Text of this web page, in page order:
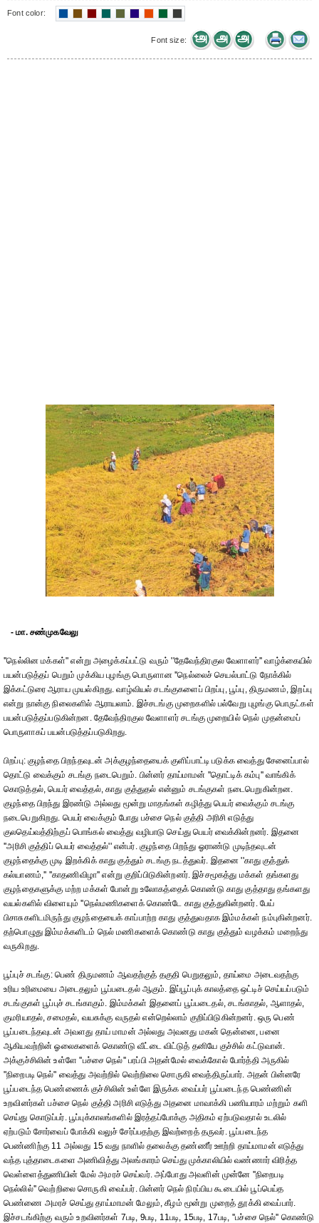
Font color:
Font size:
- மா. சண்முகவேலு
''நெல்லின மக்கள்" என்று அழைக்கப்பட்டு வரும் ''தேவேந்திரகுல வேளாளர்'' வாழ்க்கையில்
பயன்படுத்தப் பெறும் முக்கிய புழங்கு பொருளான ''நெல்லைச் செயல்பாட்டு நோக்கில்
இக்கட்டுரை ஆராய முயல்கிறது. வாழ்வியல் சடங்குகளைப் பிறப்பு, பூப்பு, திருமணம், இறப்பு
என்று நான்கு நிலைகளில் ஆராயலாம். இச்சடங்கு முறைகளில் பல்வேறு புழங்கு பொருட்கள்
பயன்படுத்தப்படுகின்றன. தேவேந்திரகுல வேளாளர் சடங்கு முறையில் நெல் முதன்மைப்
பொருளாகப் பயன்படுத்தப்படுகிறது.
பிறப்பு: குழந்தை பிறந்தவுடன் அக்குழந்தையைக் குளிப்பாட்டி படுக்க வைத்து சேனைப்பால்
தொட்டு வைக்கும் சடங்கு நடைபெறும். பின்னர் தாய்மாமன் ''தொட்டிக் கம்பு'' வாங்கிக்
கொடுத்தல், பெயர் வைத்தல், காது குத்துதல் என்னும் சடங்குகள் நடைபெறுகின்றன.
குழந்தை பிறந்து இரண்டு அல்லது மூன்று மாதங்கள் கழித்து பெயர் வைக்கும் சடங்கு
நடைபெறுகிறது. பெயர் வைக்கும் போது பச்சை நெல் குத்தி அரிசி எடுத்து
குலதெய்வத்திற்குப் பொங்கல் வைத்து வழிபாடு செய்து பெயர் வைக்கின்றனர். இதனை
''அரிசி குத்திப் பெயர் வைத்தல்'' என்பர். குழந்தை பிறந்து ஓராண்டு முடிந்தவுடன்
குழந்தைக்கு முடி இறக்கிக் காது குத்தும் சடங்கு நடத்துவர். இதனை ''காது குத்துக்
கல்யாணம்,'' ''காதணிவிழா'' என்று குறிப்பிடுகின்றனர். இச்சமூகத்து மக்கள் தங்களது
குழந்தைகளுக்கு மற்ற மக்கள் போன்று உலோகத்தைக் கொண்டு காது குத்தாது தங்களது
வயல்களில் விளையும் ''நெல்மணிகளைக் கொண்டே காது குத்துகின்றனர். பேய்
பிசாசுகளிடமிருந்து குழந்தையைக் காப்பாற்ற காது குத்துவதாக இம்மக்கள் நம்புகின்றனர்.
தற்பொழுது இம்மக்களிடம் நெல் மணிகளைக் கொண்டு காது குத்தும் வழக்கம் மறைந்து
வருகிறது.
பூப்புச் சடங்கு: பெண் திருமணம் ஆவதற்குத் தகுதி பெறுதலும், தாய்மை அடைவதற்கு
உரிய உரிமையை அடைதலும் பூப்படைதல் ஆகும். இப்பூப்புக் காலத்தை ஒட்டிச் செய்யப்படும்
சடங்குகள் பூப்புச் சடங்காகும். இம்மக்கள் இதனைப் பூப்படைதல், சடங்காதல், ஆளாதல்,
குமரியாதல், சமைதல், வயசுக்கு வருதல் என்றெல்லாம் குறிப்பிடுகின்றனர். ஒரு பெண்
பூப்படைந்தவுடன் அவளது தாய் மாமன் அல்லது அவனது மகன் தென்னை, பனை
ஆகியவற்றின் ஓலைகளைக் கொண்டு வீட்டை விட்டுத் தனியே குச்சில் கட்டுவான்.
அக்குச்சிலின் உள்ளே ''பச்சை நெல்'' பரப்பி அதன்மேல் வைக்கோல் போர்த்தி அருகில்
"நிறைபடி நெல்" வைத்து அவற்றில் வெற்றிலை சொருகி வைத்திருப்பார். அதன் பின்னரே
பூப்படைந்த பெண்ணைக் குச்சிலின் உள்ளே இருக்க வைப்பர் பூப்படைந்த பெண்ணின்
உறவினர்கள் பச்சை நெல் குத்தி அரிசி எடுத்து அதனை மாவாக்கி பணியாரம் மற்றும் களி
செய்து கொடுப்பர். பூப்புக்காலங்களில் இரத்தப்போக்கு அதிகம் ஏற்படுவதால் உடலில்
ஏற்படும் சோர்வைப் போக்கி வலுச் சேர்ப்பதற்கு இவற்றைத் தருவர். பூப்படைந்த
பெண்ணிற்கு 11 அல்லது 15 வது நாளில் தலைக்கு தண்ணீர் ஊற்றி தாய்மாமன் எடுத்து
வந்த புத்தாடைகளை அணிவித்து அலங்காரம் செய்து முக்காலியில் வண்ணார் விரித்த
வெள்ளைத்துணியின் மேல் அமரச் செய்வர். அப்போது அவளின் முன்னே ''நிறைபடி
நெல்லில்'' வெற்றிலை சொருகி வைப்பர். பின்னர் நெல் நிரப்பிய கூடையில் பூப்பெய்த
பெண்ணை அமரச் செய்து தாய்மாமன் மேலும், கீழம் மூன்று முறைத் தூக்கி வைப்பார்.
இச்சடங்கிற்கு வரும் உறவினர்கள் 7படி, 9படி, 11படி, 15படி, 17படி, ''பச்சை நெல்'' கொண்டு